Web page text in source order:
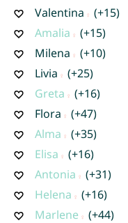
Valentina
(+15)
Amalia
(+15)
Milena
(+10)
Livia
(+25)
Greta
(+16)
Flora
(+47)
Alma
(+35)
Elisa
(+16)
Antonia
(+31)
Helena
(+16)
Marlene
(+44)